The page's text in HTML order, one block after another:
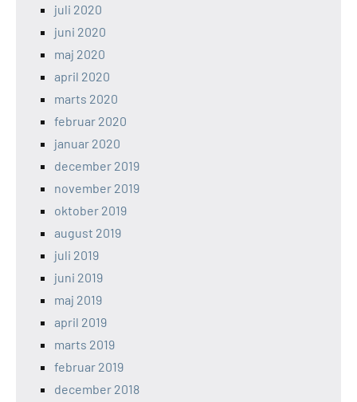
juli 2020
juni 2020
maj 2020
april 2020
marts 2020
februar 2020
januar 2020
december 2019
november 2019
oktober 2019
august 2019
juli 2019
juni 2019
maj 2019
april 2019
marts 2019
februar 2019
december 2018